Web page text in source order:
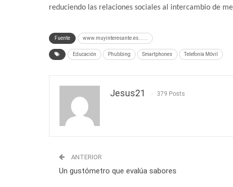
reduciendo las relaciones sociales al intercambio de
Fuente www.muyinteresante.es......
Educación Phubbing Smartphones Telefonía Móvil
Jesus21 379 Posts
ANTERIOR
Un gustómetro que evalúa sabores